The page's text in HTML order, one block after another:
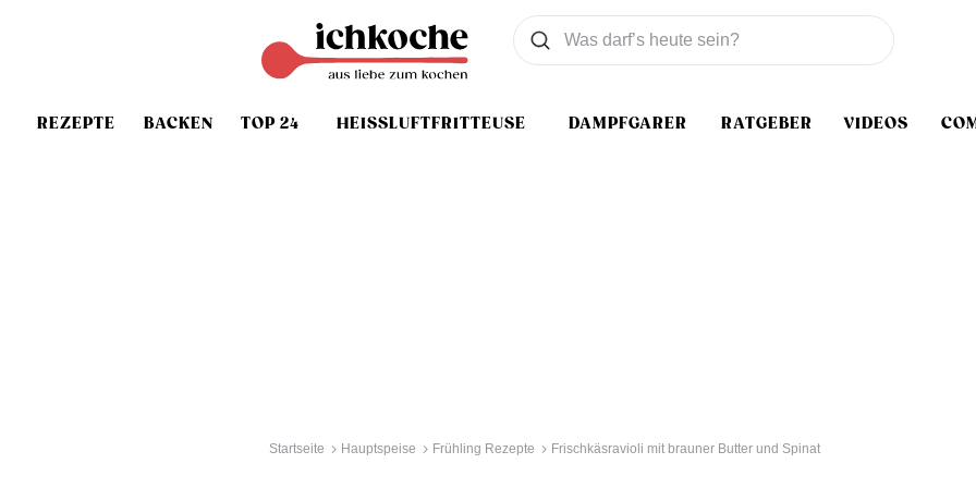
REZEPTE BACKEN TOP 24 HEISSLUFTFRITTEUSE DAMPFGARER RATGEBER VIDEOS
Was wollen Sie suchen
Suchen
Startseite Hauptspeise Frühling Rezepte Frischkäsravioli mit brauner Butter und Spinat